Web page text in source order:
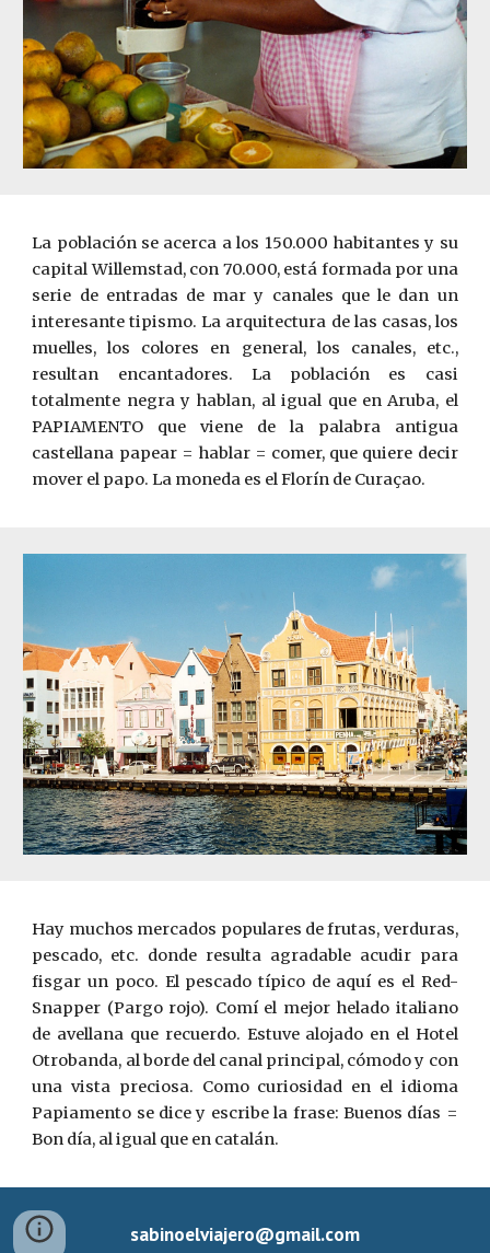
La población se acerca a los 150.000 habitantes y su
capital Willemstad, con 70.000, está formada por una
serie de entradas de mar y canales que le dan un
interesante tipismo. La arquitectura de las casas, los
muelles, los colores en general, los canales, etc.,
resultan encantadores. La población es casi
totalmente negra y hablan, al igual que en Aruba, el
PAPIAMENTO que viene de la palabra antigua
castellana papear = hablar = comer, que quiere decir
mover el papo. La moneda es el Florín de Curaçao.
Hay muchos mercados populares de frutas, verduras,
pescado, etc. donde resulta agradable acudir para
fisgar un poco. El pescado típico de aquí es el Red-
Snapper (Pargo rojo). Comí el mejor helado italiano
de avellana que recuerdo. Estuve alojado en el Hotel
Otrobanda, al borde del canal principal, cómodo y con
una vista preciosa. Como curiosidad en el idioma
Papiamento se dice y escribe la frase: Buenos días =
Bon día, al igual que en catalán.
sabinoelviajero@gmail.com